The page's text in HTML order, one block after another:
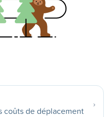
coûts de déplacement